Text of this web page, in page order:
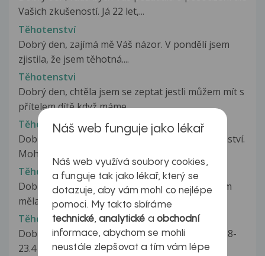
Vašich zkušeností. Já 22 let,...
Těhotenství
Dobrý den, zajímá mě Váš názor. V pondělí jsem
zjistila, že jsem těhotná....
Těhotenstvi
Dobrý den, chtěla jsem se zeptat jestli můžem mít s
přítelem dítě když máme...
Těhotenství
Dobrý den, jsem 6 měsíců po zamlklém těhotenství.
Mohu vysadit HA po prvním...
Těhotenství
Dobrý den, měla by jsem dotaz. Menstruaci jsem
měla neposledy 13.9. a těhotenský...
Těhotenství
Dobrý den, poslední menstruaci jsem měla od 18-
23.4 nechráněný sex jsem měla...
Náš web funguje jako lékař
Náš web využívá soubory cookies,
a funguje tak jako lékař, který se
dotazuje, aby vám mohl co nejlépe
pomoci. My takto sbíráme
technické,analytické a obchodní
informace, abychom se mohli
neustále zlepšovat a tím vám lépe